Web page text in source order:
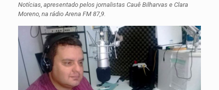
Notícias, apresentado pelos jornalistas Cauê Bilharvas e Clara
Moreno, na rádio Arena FM 87,9.